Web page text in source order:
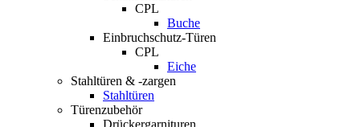
CPL
Buche
Einbruchschutz-Türen
CPL
Eiche
Stahltüren & -zargen
Stahltüren
Türenzubehör
Drückergarnituren